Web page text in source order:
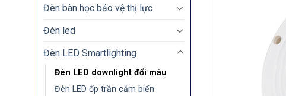
Đèn bàn học bảo vệ thị lực
Đèn led
Đèn LED Smartlighting
Đèn LED downlight đổi màu
Đèn LED ốp trần cảm biến